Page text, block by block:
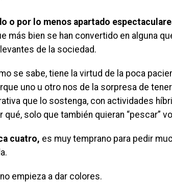
o por lo menos apartado
más bien se han convertido en alguna
de la sociedad.
se sabe, tiene la virtud de la poca
uno u otro nos de la sorpresa de
que lo sostenga, con actividades
qué, solo que también quieran “pescar”
cuatro, es muy temprano para pedir
empieza a dar colores.